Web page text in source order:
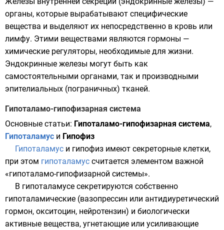
органы, которые вырабатывают специфические
вещества и выделяют их непосредственно в кровь или
лимфу. Этими веществами являются гормоны —
химические регуляторы, необходимые для жизни.
Эндокринные железы могут быть как
самостоятельными органами, так и производными
эпителиальных (пограничных) тканей.
Гипоталамо-гипофизарная система
Основные статьи: Гипоталамо-гипофизарная система,
Гипоталамус и Гипофиз
Гипоталамус и гипофиз имеют секреторные клетки,
при этом гипоталамус считается элементом важной
«гипоталамо-гипофизарной системы».
В гипоталамусе секретируются собственно
гипоталамические (вазопрессин или антидиуретический
гормон, окситоцин, нейротензин) и биологически
активные вещества, угнетающие или усиливающие